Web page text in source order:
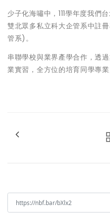
少子化海嘯中，111學年度我們
雙北眾多私立科大企管系中註
管系)。
串聯學校與業界產學合作，透
業實習，全方位的培育同學專業